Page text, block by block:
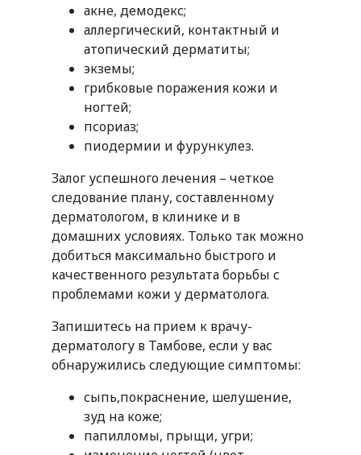
акне, демодекс;
аллергический, контактный и
атопический дерматиты;
экземы;
грибковые поражения кожи и
ногтей;
псориаз;
пиодермии и фурункулез.
Залог успешного лечения – четкое
следование плану, составленному
дерматологом, в клинике и в
домашних условиях. Только так можно
добиться максимально быстрого и
качественного результата борьбы с
проблемами кожи у дерматолога.
Запишитесь на прием к врачу-
дерматологу в Тамбове, если у вас
обнаружились следующие симптомы:
сыпь,покраснение, шелушение,
зуд на коже;
папилломы, прыщи, угри;